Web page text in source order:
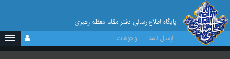
پایگاه اطلاع رسانی دفتر مقام معظم رهبری
ارسال نامه
وجوهات